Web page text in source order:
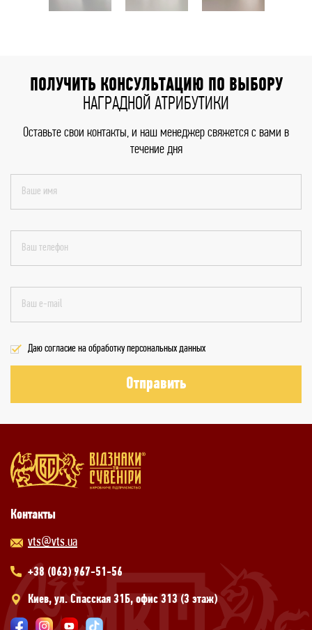
ПОЛУЧИТЬ КОНСУЛЬТАЦИЮ ПО ВЫБОРУ
НАГРАДНОЙ АТРИБУТИКИ
Оставьте свои контакты, и наш менеджер свяжется с вами в
течение дня
Даю согласие на обработку персональных данных
Отправить
Контакты
vts@vts.ua
+38 (063) 967-51-56
Киев, ул. Спасская 31Б, офис 313 (3 этаж)